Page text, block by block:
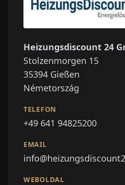
Heizungsdiscount 24
Stolzenmorgen 15
35394 Gießen
Németország
TELEFON
+49 641 94825200
EMAIL
WEBOLDAL